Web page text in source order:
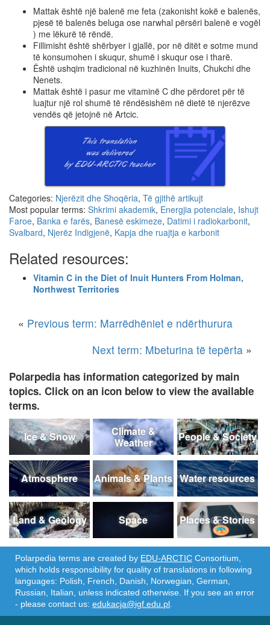
Mattak është një balenë me feta (zakonisht kokë e balenës,
pjesë të balenës beluga ose narwhal përsëri balenë e vogël
) me lëkurë të rëndë.
Fillimisht është shërbyer i gjallë, por në ditët e sotme mund
të konsumohen i skuqur, shumë i skuqur ose i tharë.
Është ushqim tradicional në kuzhinën Inuits, Chukchi dhe
Nenets.
Mattak është i pasur me vitaminë C dhe përdoret për të
luajtur një rol shumë të rëndësishëm në dietë të njerëzve
vendës që jetojnë në Artcic.
Categories: Njerëzit dhe Shoqëria, Të gjithë artikujt
Most popular terms: Shkrimi akademik, Energjia potenciale, Ishujt
Faroe, Banka e farës, Banesë eskimeze, Datimi i radiokarbonit,
Svalbard, Njerëz Indigjenë, Kapja dhe ruajtja e karbonit
Related resources:
Vitamin C in the Diet of Inuit Hunters From Holman,
Northwest Territories
« Previous term: Marrëdhëniet e ndërthurura
Next term: Mbeturina të tepërta »
Polarpedia has information categorized by main
topics. Click on an icon below to view the available
terms.
Ice & Snow
Climate &
Weather
People & Society
Atmosphere Animals & Plants Water resources
Land & Geology Space Places & Stories
Polarpedia terms are created by EDU-ARCTIC Consortium,
which holds responsibility for quality of translations in following
languages: Polish, French, Danish, Norwegian, German,
Russian, Italian, unless indicated otherwise. If you see an error
- please contact us: edukacja@igf.edu.pl